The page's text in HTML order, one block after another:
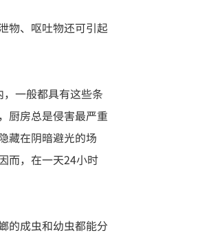
物、呕吐物还可引起
一般都具有这些条
厨房总是侵害最严重
藏在阴暗避光的场
而，在一天24小时
的成虫和幼虫都能分